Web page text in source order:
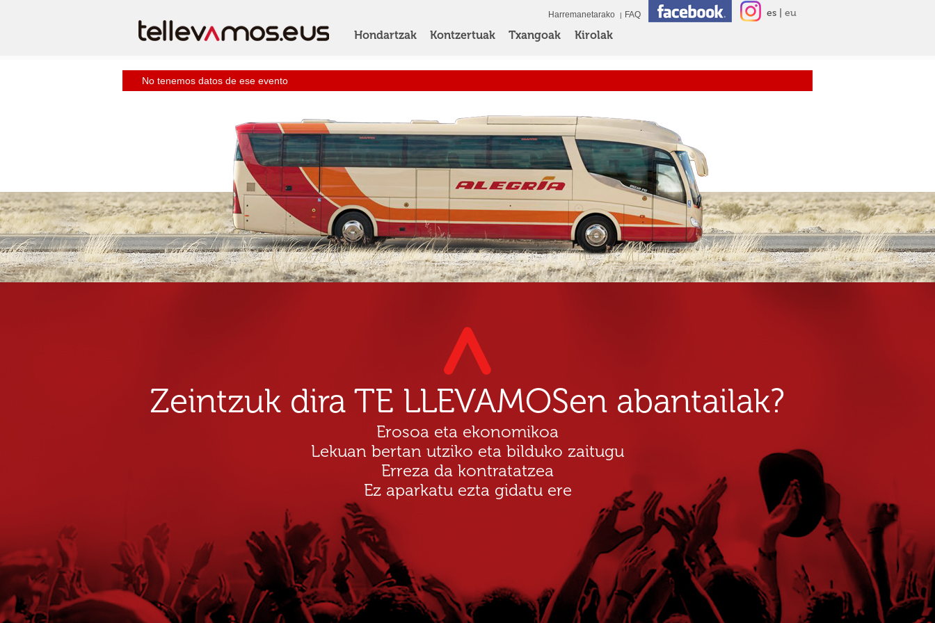
Hondartzak Kontzertuak Txangoak Kirolak
Harremanetarako FAQ es eu
No tenemos datos de ese evento
Zeintzuk dira TE LLEVAMOSen abantailak?
Erosoa eta ekonomikoa
Lekuan bertan utziko eta bilduko zaitugu
Erreza da kontratatzea
Ez aparkatu ezta gidatu ere